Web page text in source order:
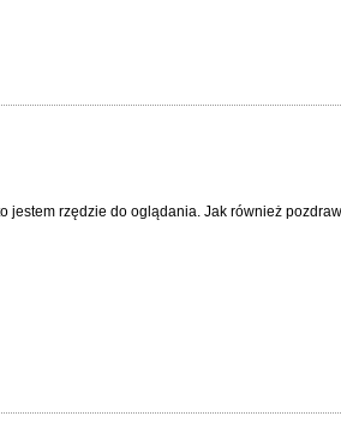
jestem rzędzie do oglądania. Jak również